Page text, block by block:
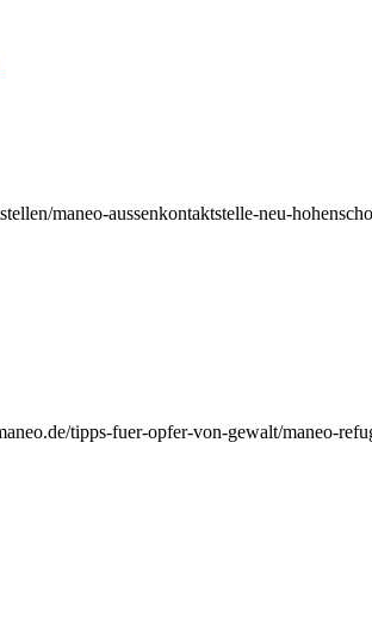
maneo-aussenkontaktstelle-neu-
tipps-fuer-opfer-von-gewalt/maneo-